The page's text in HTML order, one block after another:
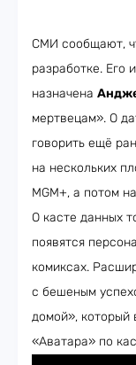
СМИ сообщают,
разработке. Его
назначена
мертвецам». О
говорить ещё
на нескольких
MGM+, а потом
О касте данных
появятся
комиксах.
с бешеным
домой», который
«Аватара» по